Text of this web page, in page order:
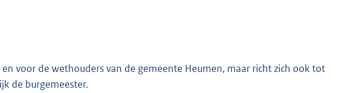
voor de wethouders van de gemeente Heumen, maar richt zich ook tot
de burgemeester.